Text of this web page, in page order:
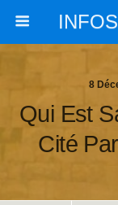
8
Qui Est
Cité